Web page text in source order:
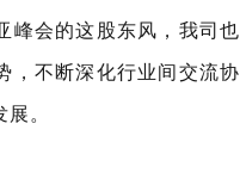
峰会的这股东风，我司也
，不断深化行业间交流协
。